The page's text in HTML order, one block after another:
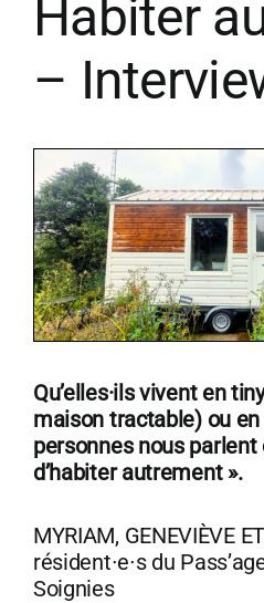
Habiter
–
Qu’elles·ils vivent en
maison tractable) ou
personnes nous parlent
d’habiter autrement ».
MYRIAM, GENEVIÈVE
résident∙e∙s du
Soignies